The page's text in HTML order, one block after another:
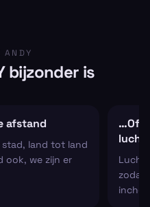
ANDY
bijzonder is
afstand
land tot land
ook, we zijn er
…Of
zodat